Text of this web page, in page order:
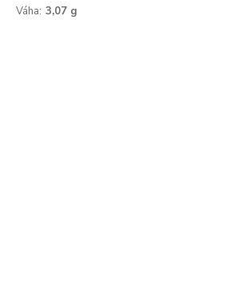
Váha: 3,07 g